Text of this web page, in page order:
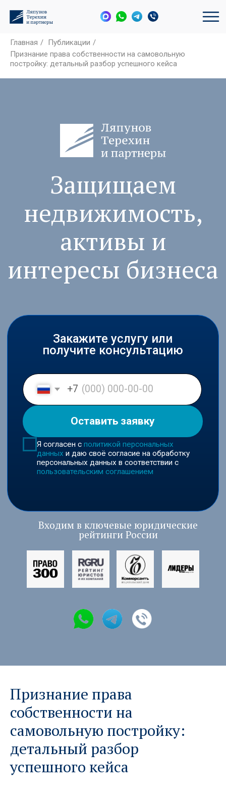
Главная / Публикации /
Признание права собственности на самовольную
постройку: детальный разбор успешного кейса
Входим в ключевые юридические
рейтинги России
Защищаем
недвижимость,
активы и
интересы бизнеса
+7
Я согласен сполитикой персональных
пользовательским соглашением
Закажите услугу или
получите консультацию
Признание права
собственности на
самовольную постройку:
детальный разбор
успешного кейса